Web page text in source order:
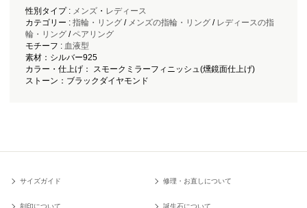
性別タイプ : メンズ・ レディース
カテゴリー : 指輪・リング/ メンズの指輪・リング/ レディースの指
輪・リング/ペアリング
モチーフ : 血液型
素材：シルバー925
カラー・仕上げ： スモークミラーフィニッシュ(燻鏡面仕上げ)
ストーン：ブラックダイヤモンド
サイズガイド 修理・お直しについて
刻印について 誕生石について